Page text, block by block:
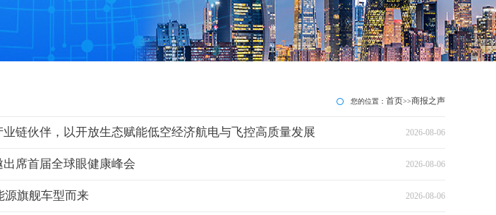
您的位置： 首页>>商报之声
链伙伴，以开放生态赋能低空经济航电与飞控高质量发展 2026-08-06
席首届全球眼健康峰会 2026-08-06
源旗舰车型而来 2026-08-06